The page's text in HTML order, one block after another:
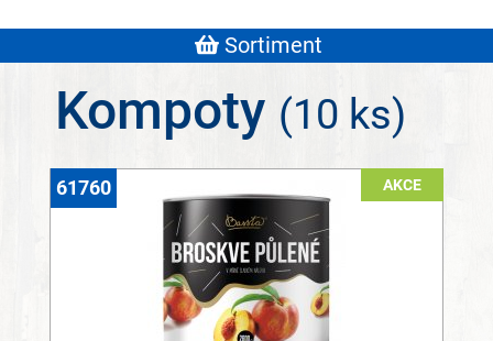
Sortiment
Kompoty (10 ks)
AKCE
61760